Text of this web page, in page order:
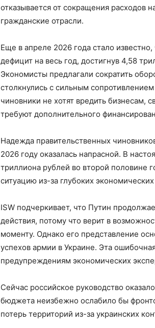
отказывается от сокращения расходов
гражданские отрасли.
Еще в апреле 2026 года стало
дефицит на весь год, достигнув 4,58
Экономисты предлагали сократить
столкнулись с сильным
чиновники не хотят вредить бизнесам,
требуют дополнительного
Надежда правительственных
2026 году оказалась напрасной. В
триллиона рублей во второй половине
ситуацию из-за глубоких
ISW подчеркивает, что Путин
действия, потому что верит в
моменту. Однако его представление
успехов армии в Украине. Эта
предупреждениям экономических
Сейчас российское руководство
бюджета неизбежно ослабило бы
потерь территорий из-за украинских